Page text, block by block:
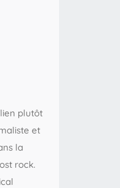
plutôt
et
la
rock.